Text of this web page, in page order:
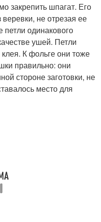
закрепить шпагат. Его
не отрезая ее
петли одинакового
ушей. Петли
К фольге они тоже
правильно: они
стороне заготовки, не
место для